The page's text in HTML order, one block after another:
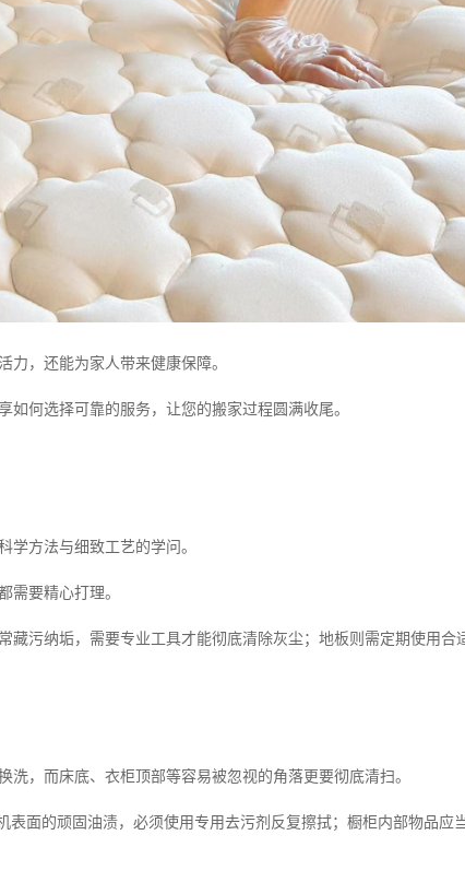
力，还能为家人带来健康保障。
何选择可靠的服务，让您的搬家过程圆满收尾。
学方法与细致工艺的学问。
需要精心打理。
藏污纳垢，需要专业工具才能彻底清除灰尘；地板则需定期使用合
洗，而床底、衣柜顶部等容易被忽视的角落更要彻底清扫。
表面的顽固油渍，必须使用专用去污剂反复擦拭；橱柜内部物品应